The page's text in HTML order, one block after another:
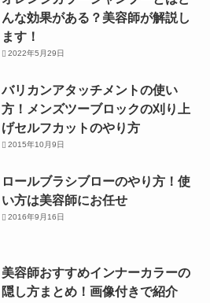
んな効果がある？美容師が解説し
ます！
2022年5月29日
バリカンアタッチメントの使い
方！メンズツーブロックの刈り上
げセルフカットのやり方
2015年10月9日
ロールブラシブローのやり方！使
い方は美容師にお任せ
2016年9月16日
美容師おすすめインナーカラーの
隠し方まとめ！画像付きで紹介